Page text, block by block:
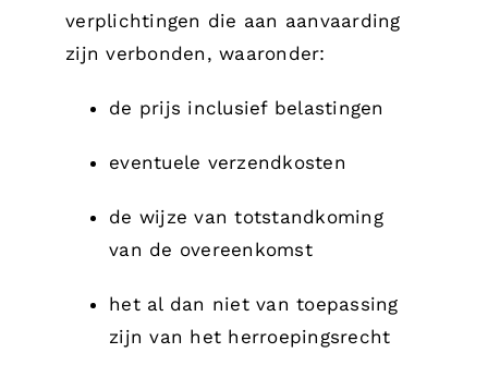
verplichtingen die aan aanvaarding
zijn verbonden, waaronder:
de prijs inclusief belastingen
eventuele verzendkosten
de wijze van totstandkoming
van de overeenkomst
het al dan niet van toepassing
zijn van het herroepingsrecht